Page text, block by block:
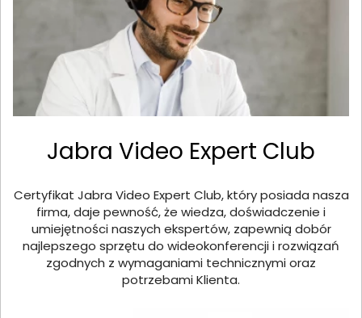
Jabra Video Expert Club
Certyfikat Jabra Video Expert Club, który posiada nasza
firma, daje pewność, że wiedza, doświadczenie i
umiejętności naszych ekspertów, zapewnią dobór
najlepszego sprzętu do wideokonferencji i rozwiązań
zgodnych z wymaganiami technicznymi oraz
potrzebami Klienta.